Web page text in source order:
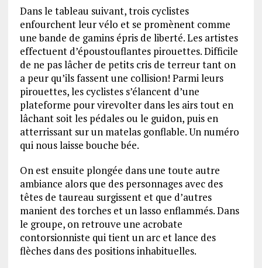
Dans le tableau suivant, trois cyclistes
enfourchent leur vélo et se promènent comme
une bande de gamins épris de liberté. Les artistes
effectuent d’époustouflantes pirouettes. Difficile
de ne pas lâcher de petits cris de terreur tant on
a peur qu’ils fassent une collision! Parmi leurs
pirouettes, les cyclistes s’élancent d’une
plateforme pour virevolter dans les airs tout en
lâchant soit les pédales ou le guidon, puis en
atterrissant sur un matelas gonflable. Un numéro
qui nous laisse bouche bée.
On est ensuite plongée dans une toute autre
ambiance alors que des personnages avec des
têtes de taureau surgissent et que d’autres
manient des torches et un lasso enflammés. Dans
le groupe, on retrouve une acrobate
contorsionniste qui tient un arc et lance des
flèches dans des positions inhabituelles.